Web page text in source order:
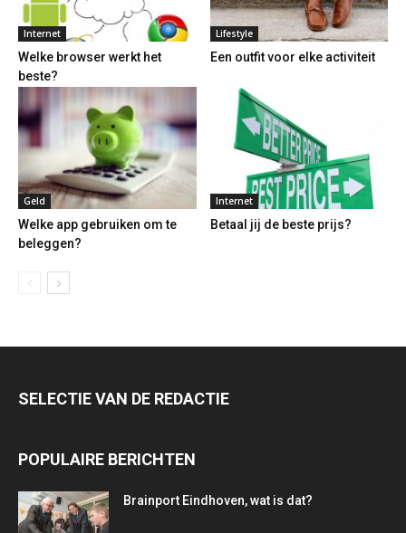
Internet
Welke browser werkt het
beste?
Lifestyle
Een outfit voor elke activiteit
Geld
Welke app gebruiken om te
beleggen?
Internet
Betaal jij de beste prijs?
SELECTIE VAN DE REDACTIE
POPULAIRE BERICHTEN
Brainport Eindhoven, wat is dat?